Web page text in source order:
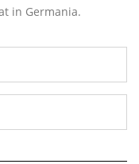
in Germania.